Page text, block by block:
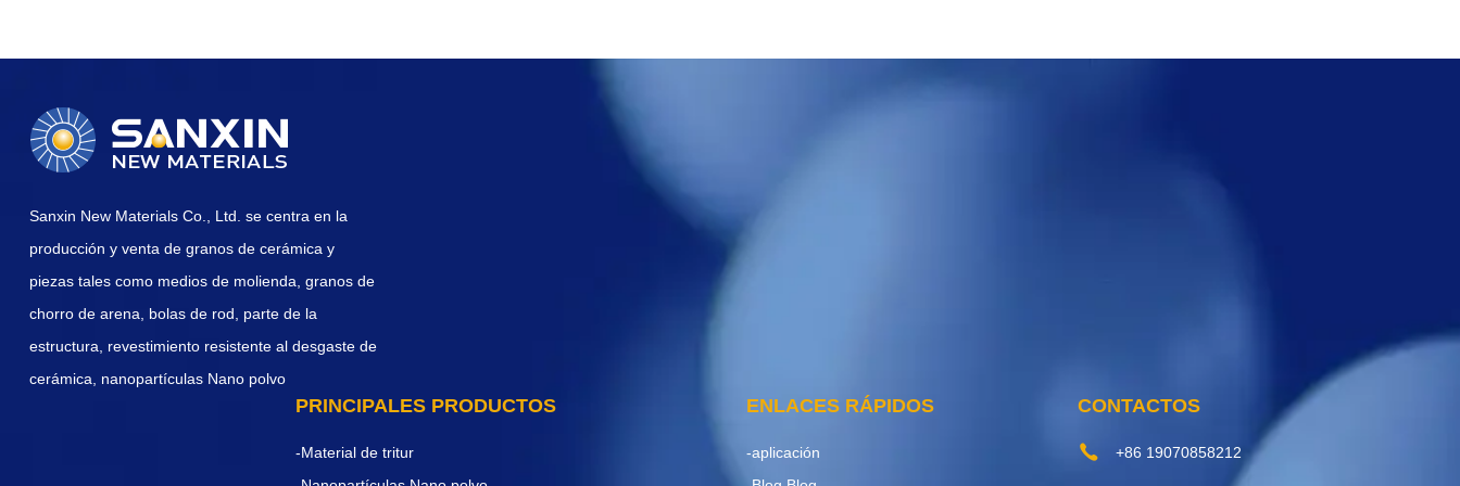
Sanxin New Materials Co., Ltd. se centra en la
producción y venta de granos de cerámica y
piezas tales como medios de molienda, granos de
chorro de arena, bolas de rod, parte de la
estructura, revestimiento resistente al desgaste de
cerámica, nanopartículas Nano polvo
PRINCIPALES PRODUCTOS
-Material de tritur
ENLACES RÁPIDOS
-aplicación
CONTACTOS
+86 19070858212